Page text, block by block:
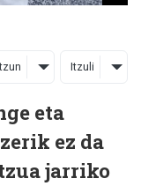
Itzuli
eta
ez da
jarriko